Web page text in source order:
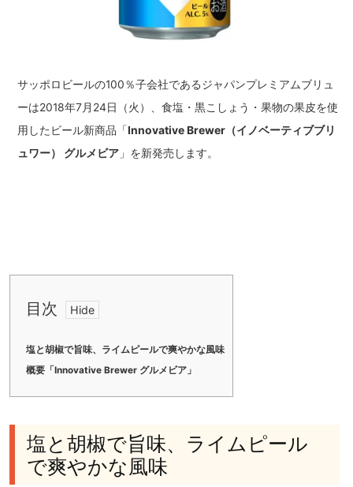
サッポロビールの100％子会社であるジャパンプレミアムブリュ
ーは2018年7月24日（火）、食塩・黒こしょう・果物の果皮を使
用したビール新商品「Innovative Brewer（イノベーティブブリ
ュワー） グルメビア 」を新発売します。
目次
塩と胡椒で旨味、ライムピールで爽やかな風味
概要「Innovative Brewer グルメビア」
塩と胡椒で旨味、ライムピール
で爽やかな風味